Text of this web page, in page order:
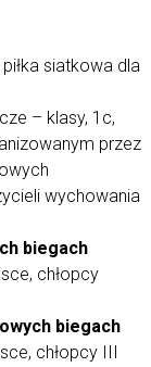
siatkowa dla
– klasy, 1c,
przez
wychowania
biegach
chłopcy
biegach
chłopcy III